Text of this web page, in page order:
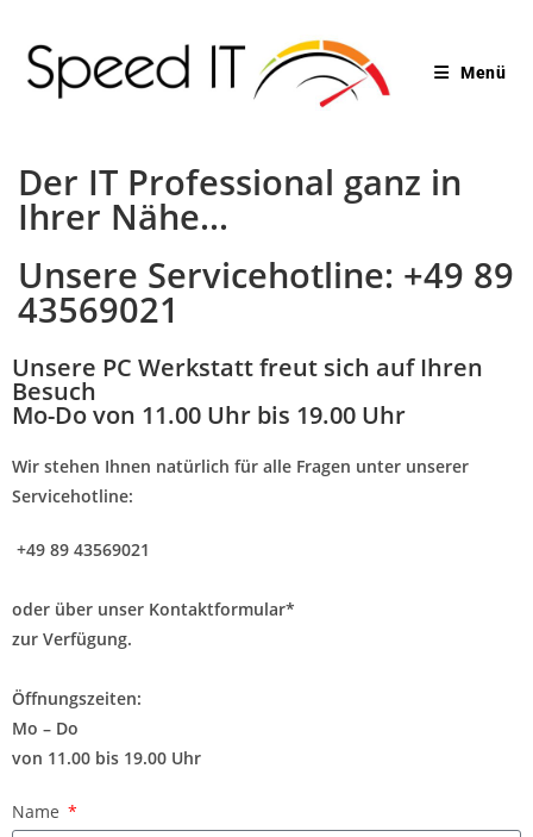
Menü
Der IT Professional ganz in
Ihrer Nähe...
Unsere Servicehotline: +49 89
43569021
Unsere PC Werkstatt freut sich auf Ihren
Besuch
Mo-Do von 11.00 Uhr bis 19.00 Uhr
Wir stehen Ihnen natürlich für alle Fragen unter unserer
Servicehotline:
+49 89 43569021
oder über unser Kontaktformular*
zur Verfügung.
Öffnungszeiten:
Mo – Do
von 11.00 bis 19.00 Uhr
Name